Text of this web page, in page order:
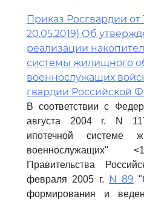
Приказ Росгвардии от
20.05.2019) Об
реализации
системы жилищного
военнослужащих
гвардии Российской
В соответствии с
августа 2004 г. N
ипотечной системе
военнослужащих"
Правительства
февраля 2005 г. N 89
формирования и